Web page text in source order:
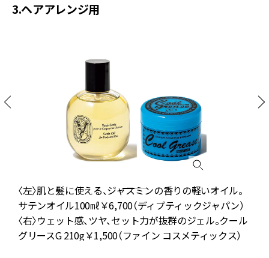
3.ヘアアレンジ用
〈左〉肌と髪に使える、ジャスミンの香りの軽いオイル。
サテンオイル100㎖￥6,700（ディプティックジャパン）
〈右〉ウェット感、ツヤ、セット力が抜群のジェル。クール
グリースG 210g￥1,500（ファイン コスメティックス）